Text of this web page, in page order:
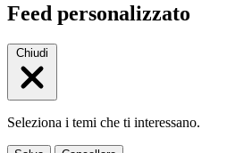
Feed personalizzato
Chiudi
Seleziona i temi che ti interessano.